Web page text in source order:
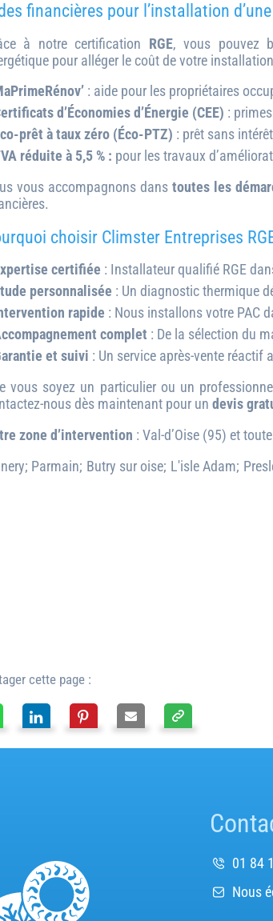
financières pour l’installation
à notre certification RGE, vous pouvez
pour alléger le coût de votre
: aide pour les propriétaires
d’Économies d’Énergie (CEE) :
prêt à taux zéro (Éco-PTZ) : prêt sans
réduite à 5,5 % : pour les travaux
vous accompagnons dans toutes les
choisir Climster Entreprises
certifiée : Installateur qualifié RGE
personnalisée : Un diagnostic thermique
rapide : Nous installons votre PAC
complet : De la sélection du
et suivi : Un service après-vente réactif
vous soyez un particulier ou un
nous dès maintenant pour un devis
zone d’intervention : Val-d’Oise (95) et
Parmain; Butry sur oise; L'isle Adam;
cette page :
01 84
Nous